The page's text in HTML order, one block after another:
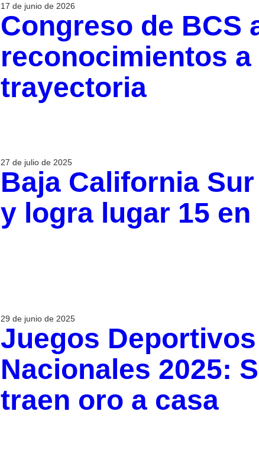
17 de junio de 2026
Congreso de BCS
reconocimientos
trayectoria
27 de julio de 2025
Baja California
y logra lugar 15
29 de junio de 2025
Juegos
Nacionales 2025:
traen oro a casa